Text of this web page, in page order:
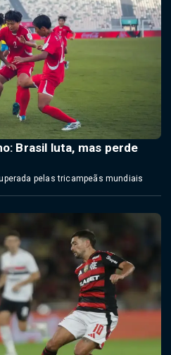
Brasil luta, mas perde
pelas tricampeãs mundiais